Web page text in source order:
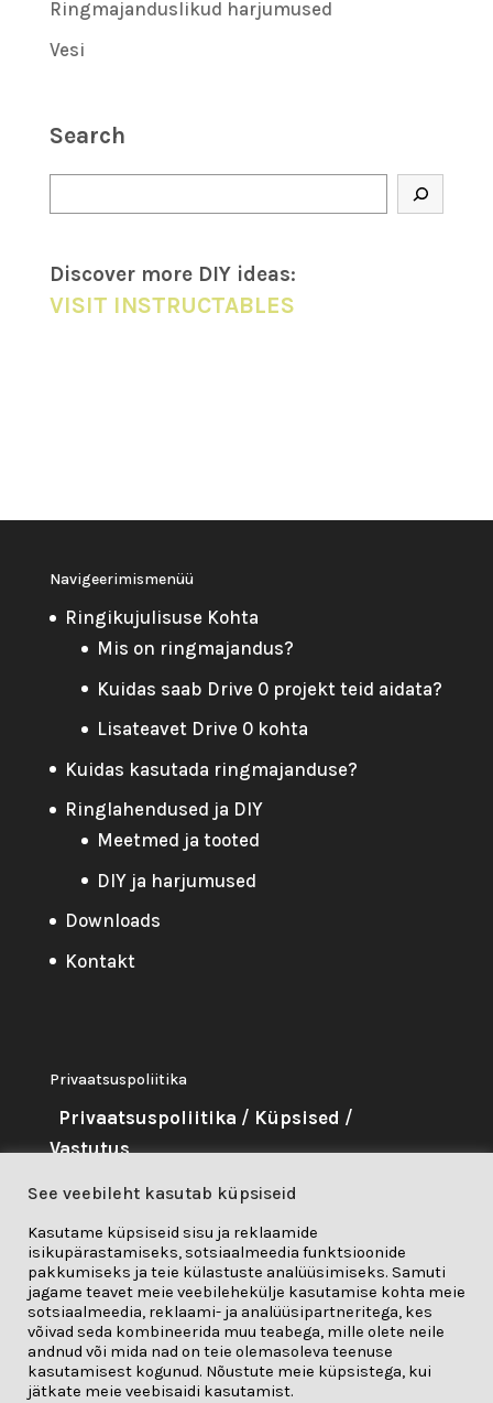
Ringmajanduslikud harjumused
Vesi
Search
Discover more DIY ideas:
VISIT INSTRUCTABLES
Navigeerimismenüü
Ringikujulisuse Kohta
Mis on ringmajandus?
Kuidas saab Drive 0 projekt teid aidata?
Lisateavet Drive 0 kohta
Kuidas kasutada ringmajanduse?
Ringlahendused ja DIY
Meetmed ja tooted
DIY ja harjumused
Downloads
Kontakt
Privaatsuspoliitika
Privaatsuspoliitika / Küpsised /
Vastutus
Seda projekti on rahastanud
Euroopa Liidu teadus- ja
innovatsiooniprogramm "Horisont
2020" toetuslepingu nr 841850 alusel.
See veebileht kasutab küpsiseid
Kasutame küpsiseid sisu ja reklaamide
isikupärastamiseks, sotsiaalmeedia funktsioonide
pakkumiseks ja teie külastuste analüüsimiseks. Samuti
jagame teavet meie veebilehekülje kasutamise kohta meie
sotsiaalmeedia, reklaami- ja analüüsipartneritega, kes
võivad seda kombineerida muu teabega, mille olete neile
andnud või mida nad on teie olemasoleva teenuse
kasutamisest kogunud. Nõustute meie küpsistega, kui
jätkate meie veebisaidi kasutamist.